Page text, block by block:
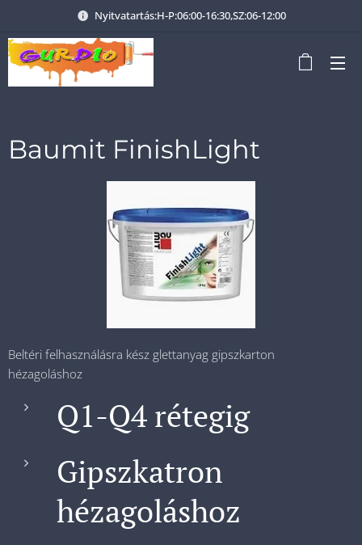
Nyitvatartás:H-P:06:00-16:30,SZ:06-12:00
Baumit FinishLight
Beltéri felhasználásra kész glettanyag gipszkarton
hézagoláshoz
Q1-Q4 rétegig
Gipszkatron
hézagoláshoz